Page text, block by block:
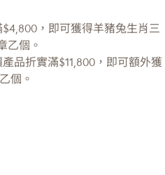
，即可獲得羊豬兔生肖三
乙個。
品折實滿$11,800，即可額外獲
個。